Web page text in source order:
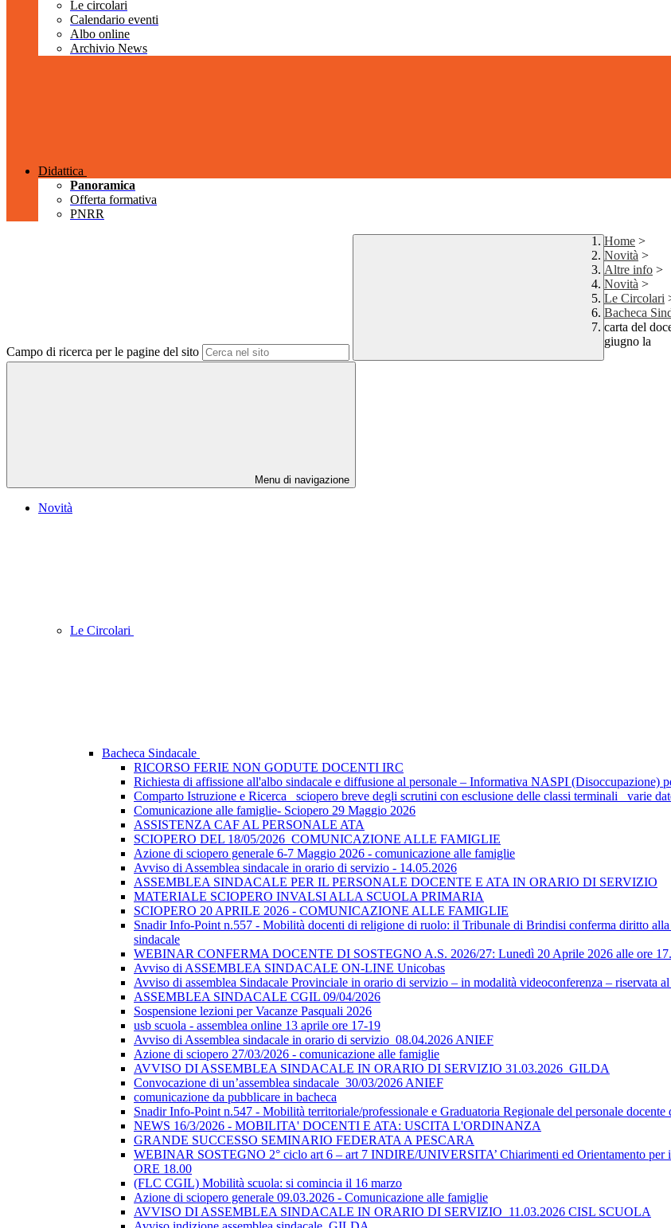
Le circolari
Calendario eventi
Albo online
Archivio News
Didattica
Panoramica
Offerta formativa
PNRR
Campo di ricerca per le pagine del sito
Home >
Novità >
Altre info >
Novità >
Le Circolari
Bacheca
carta del
giugno la
Menu di navigazione
Novità
Le Circolari
Bacheca Sindacale
RICORSO FERIE NON GODUTE DOCENTI IRC
Richiesta di affissione all'albo sindacale e diffusione al personale – Informativa NASPI (Disoccupazione)
Comparto Istruzione e Ricerca_ sciopero breve degli scrutini con esclusione delle classi terminali_ varie
Comunicazione alle famiglie- Sciopero 29 Maggio 2026
ASSISTENZA CAF AL PERSONALE ATA
SCIOPERO DEL 18/05/2026_COMUNICAZIONE ALLE FAMIGLIE
Azione di sciopero generale 6-7 Maggio 2026 - comunicazione alle famiglie
Avviso di Assemblea sindacale in orario di servizio - 14.05.2026
ASSEMBLEA SINDACALE PER IL PERSONALE DOCENTE E ATA IN ORARIO DI SERVIZIO
MATERIALE SCIOPERO INVALSI ALLA SCUOLA PRIMARIA
SCIOPERO 20 APRILE 2026 - COMUNICAZIONE ALLE FAMIGLIE
Snadir Info-Point n.557 - Mobilità docenti di religione di ruolo: il Tribunale di Brindisi conferma diritto
sindacale
WEBINAR CONFERMA DOCENTE DI SOSTEGNO A.S. 2026/27: Lunedì 20 Aprile 2026 alle ore
Avviso di ASSEMBLEA SINDACALE ON-LINE Unicobas
Avviso di assemblea Sindacale Provinciale in orario di servizio – in modalità videoconferenza – riservata
ASSEMBLEA SINDACALE CGIL 09/04/2026
Sospensione lezioni per Vacanze Pasquali 2026
usb scuola - assemblea online 13 aprile ore 17-19
Avviso di Assemblea sindacale in orario di servizio_08.04.2026 ANIEF
Azione di sciopero 27/03/2026 - comunicazione alle famiglie
AVVISO DI ASSEMBLEA SINDACALE IN ORARIO DI SERVIZIO 31.03.2026_GILDA
Convocazione di un’assemblea sindacale_30/03/2026 ANIEF
comunicazione da pubblicare in bacheca
Snadir Info-Point n.547 - Mobilità territoriale/professionale e Graduatoria Regionale del personale
NEWS 16/3/2026 - MOBILITA' DOCENTI E ATA: USCITA L'ORDINANZA
GRANDE SUCCESSO SEMINARIO FEDERATA A PESCARA
WEBINAR SOSTEGNO 2° ciclo art 6 – art 7 INDIRE/UNIVERSITA’ Chiarimenti ed Orientamento per
ORE 18.00
(FLC CGIL) Mobilità scuola: si comincia il 16 marzo
Azione di sciopero generale 09.03.2026 - Comunicazione alle famiglie
AVVISO DI ASSEMBLEA SINDACALE IN ORARIO DI SERVIZIO_11.03.2026 CISL SCUOLA